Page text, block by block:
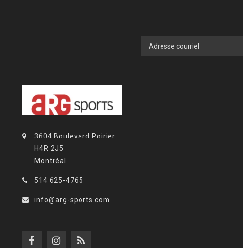
3604 Boulevard Poirier
H4R 2J5
Montréal
514 625-4765
info@arg-sports.com